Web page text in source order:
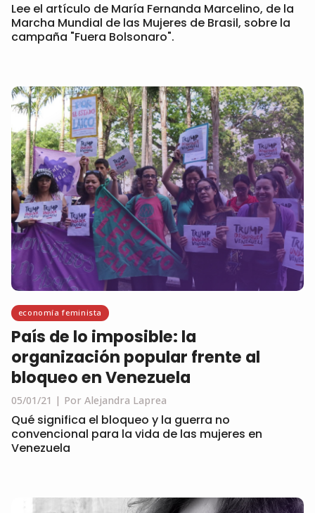
Lee el artículo de María Fernanda Marcelino, de la
Marcha Mundial de las Mujeres de Brasil, sobre la
campaña "Fuera Bolsonaro".
economía feminista
País de lo imposible: la
organización popular frente al
bloqueo en Venezuela
05/01/21 Por Alejandra Laprea
Qué significa el bloqueo y la guerra no
convencional para la vida de las mujeres en
Venezuela